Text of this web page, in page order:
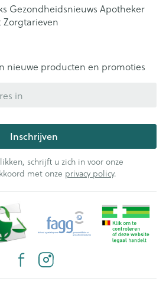
Gezondheidsnieuws Apotheker
Zorgtarieven
nieuwe producten en promoties
Inschrijven
schrijft u zich in voor onze
met onze privacy policy.